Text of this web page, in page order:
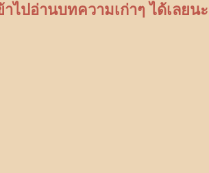
ปอ่านบทความเก่าๆ ได้เลยนะ